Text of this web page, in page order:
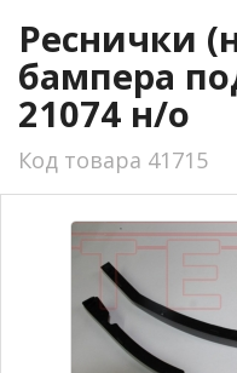
Реснички
бампера
21074 н/о
Код товара 41715